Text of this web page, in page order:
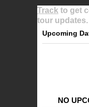
Track to get
tour updates.
Upcoming
NO